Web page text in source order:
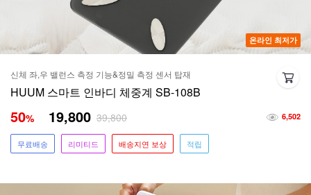
온라인 최저가
신체 좌,우 밸런스 측정 기능&정밀 측정 센서 탑재
HUUM 스마트 인바디 체중계 SB-108B
6,502
50% 19,800 39,800
무료배송 리미티드 배송지연 보상 적립